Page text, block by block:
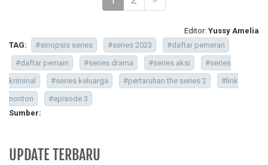
Editor: Yussy Amelia
TAG:
#sinopsis series #series 2023
#daftar pemeran
#daftar pemain
#series drama #series aksi
#series
kriminal
#series keluarga #pertaruhan the series 2
#link
nonton
#episode 3
Sumber:
UPDATE TERBARU